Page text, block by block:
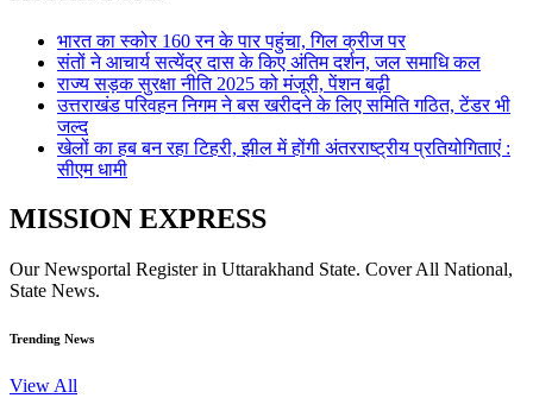
भारत का स्कोर 160 रन के पार पहुंचा, गिल क्रीज पर
संतों ने आचार्य सत्येंद्र दास के किए अंतिम दर्शन, जल समाधि कल
राज्य सड़क सुरक्षा नीति 2025 को मंजूरी, पेंशन बढ़ी
उत्तराखंड परिवहन निगम ने बस खरीदने के लिए समिति गठित, टेंडर भी
जल्द
खेलों का हब बन रहा टिहरी, झील में होंगी अंतरराष्ट्रीय प्रतियोगिताएं :
सीएम धामी
MISSION EXPRESS
Our Newsportal Register in Uttarakhand State. Cover All National,
State News.
Trending News
View All